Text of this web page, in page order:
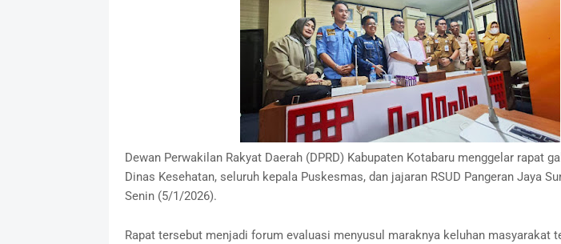
Dewan Perwakilan Rakyat Daerah (DPRD) Kabupaten Kotabaru menggelar rapat
Dinas Kesehatan, seluruh kepala Puskesmas, dan jajaran RSUD Pangeran Jaya
Senin (5/1/2026).
Rapat tersebut menjadi forum evaluasi menyusul maraknya keluhan masyarakat